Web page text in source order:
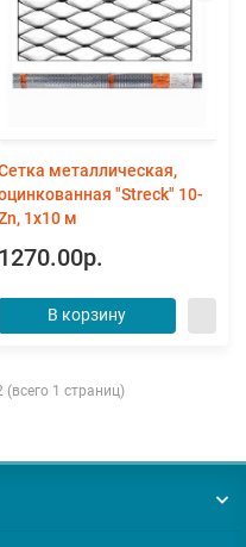
металлическая,
"Streck" 10-
1х10 м
1270.00р.
В корзину
(всего 1 страниц)